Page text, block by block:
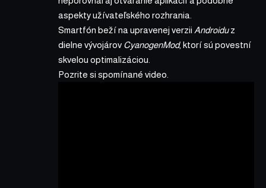
aspekty užívateľského rozhrania.
Smartfón beží na upravenej verzii Androiduz
dielne vývojárov CyanogenMod, ktorí sú povestní
skvelou optimalizáciou.
Pozrite si spomínané video.